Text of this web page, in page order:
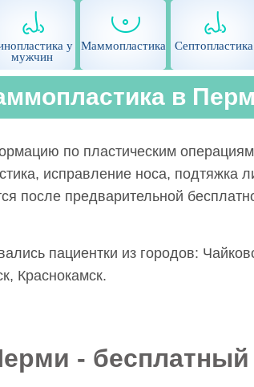
у
мужчин
Маммопластика Септопластика
в
по пластическим
исправление носа, подтяжка
после предварительной
пациентки из городов:
Краснокамск.
- бесплатный